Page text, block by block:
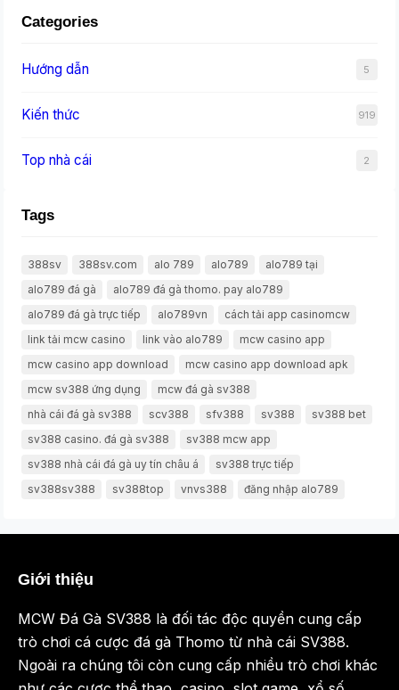
Categories
Hướng dẫn 5
Kiến thức 919
Top nhà cái 2
Tags
388sv 388sv.com alo 789 alo789
alo789 tại
alo789 đá gà
alo789 đá gà thomo. pay alo789
alo789 đá gà trực tiếp
alo789vn
cách tải app casinomcw
link tải mcw casino
link vào alo789
mcw casino app
mcw casino app download
mcw casino app download apk
mcw sv388 ứng dụng
mcw đá gà sv388
nhà cái đá gà sv388
scv388 sfv388 sv388
sv388 bet
sv388 casino. đá gà sv388
sv388 mcw app
sv388 nhà cái đá gà uy tín châu á
sv388 trực tiếp
sv388sv388
sv388top vnvs388 đăng nhập alo789
Giới thiệu
MCW Đá Gà SV388 là đối tác độc quyền cung cấp
trò chơi cá cược đá gà Thomo từ nhà cái SV388.
Ngoài ra chúng tôi còn cung cấp nhiều trò chơi khác